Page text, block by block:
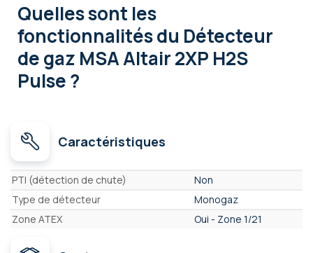
Quelles sont les
fonctionnalitésdu Détecteur
de gaz MSA Altair 2XP H2S
Pulse ?
Caractéristiques
Caractéristiques
PTI (détection de chute)
Non
Type de détecteur
Monogaz
Zone ATEX
Oui - Zone 1/21